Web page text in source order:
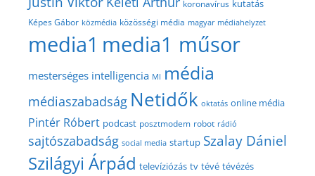
koronavírus kutatás
Képes Gábor közmédia közösségi média magyar médiahelyzet
media1 media1 műsor
mesterséges intelligencia MI média
médiaszabadság Netidők oktatás online média
Pintér Róbert podcast posztmodem robot rádió
sajtószabadság social media startup Szalay Dániel
Szilágyi Árpád televíziózás tv tévé tévézés